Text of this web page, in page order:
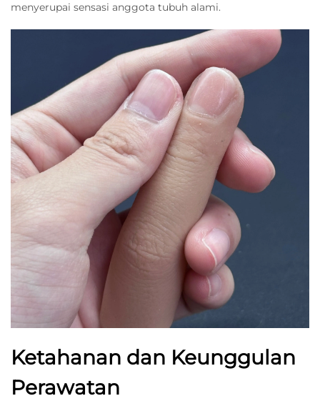
menyerupai sensasi anggota tubuh alami.
Ketahanan dan Keunggulan
Perawatan